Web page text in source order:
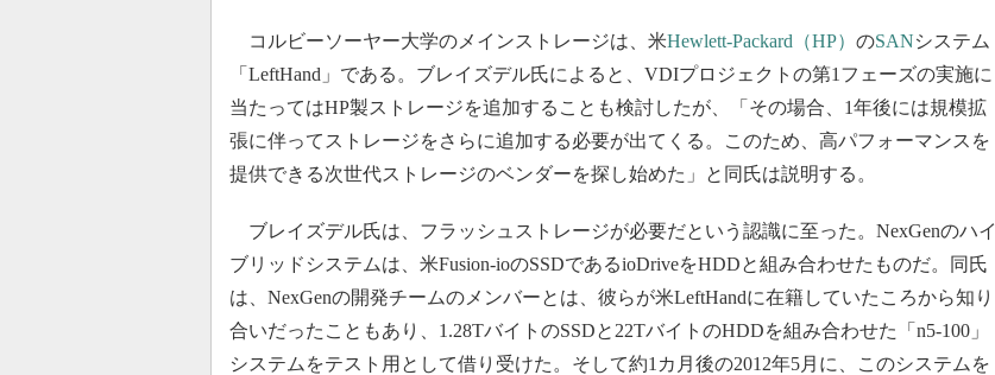
コルビーソーヤー大学のメインストレージは、米Hewlett-Packard（HP） のSANシステム
「LeftHand」である。ブレイズデル氏によると、VDIプロジェクトの第1フェーズの実施に
当たってはHP製ストレージを追加することも検討したが、「その場合、1年後には規模拡
張に伴ってストレージをさらに追加する必要が出てくる。このため、高パフォーマンスを
提供できる次世代ストレージのベンダーを探し始めた」と同氏は説明する。
ブレイズデル氏は、フラッシュストレージが必要だという認識に至った。NexGenのハイ
ブリッドシステムは、米Fusion-ioのSSDであるioDriveをHDDと組み合わせたものだ。同氏
は、NexGenの開発チームのメンバーとは、彼らが米LeftHandに在籍していたころから知り
合いだったこともあり、1.28TバイトのSSDと22TバイトのHDDを組み合わせた「n5-100」
システムをテスト用として借り受けた。そして約1カ月後の2012年5月に、このシステムを